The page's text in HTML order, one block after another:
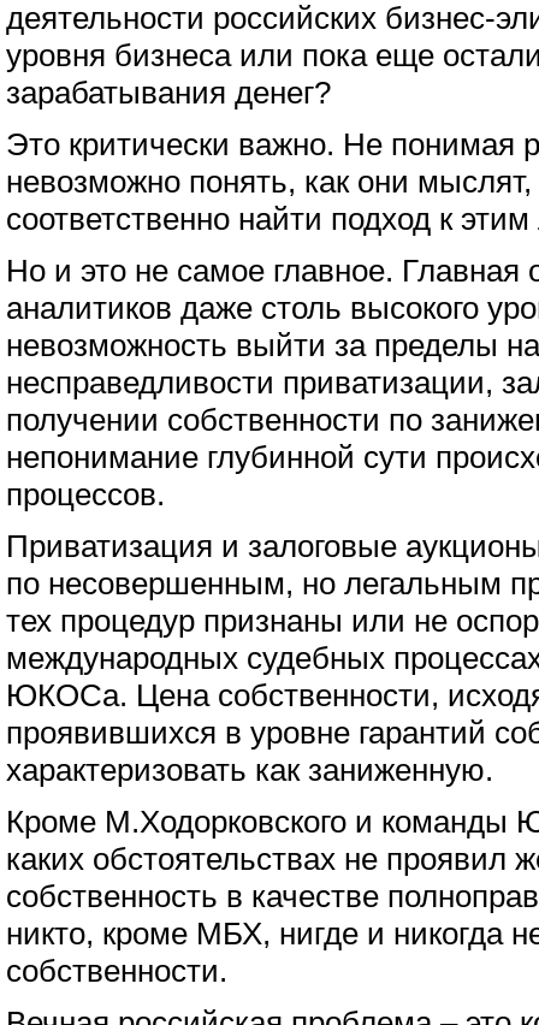
деятельности российских бизнес-
уровня бизнеса или пока еще
зарабатывания денег?
Это критически важно. Не понимая
невозможно понять, как они
соответственно найти подход к
Но и это не самое главное.
аналитиков даже столь высокого
невозможность выйти за пределы
несправедливости приватизации,
получении собственности по
непонимание глубинной сути
процессов.
Приватизация и залоговые
по несовершенным, но легальным
тех процедур признаны или не
международных судебных
ЮКОСа. Цена собственности,
проявившихся в уровне гарантий
характеризовать как заниженную.
Кроме М.Ходорковского и команды
каких обстоятельствах не
собственность в качестве
никто, кроме МБХ, нигде и никогда
собственности.